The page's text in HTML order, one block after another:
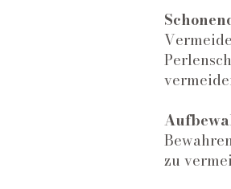
zu